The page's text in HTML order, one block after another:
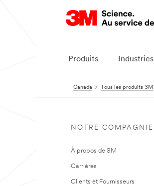
Produits Industries
Canada Tous les produits 3M
NOTRE COMPAGNIE
À propos de 3M
Carrières
Clients et Fournisseurs